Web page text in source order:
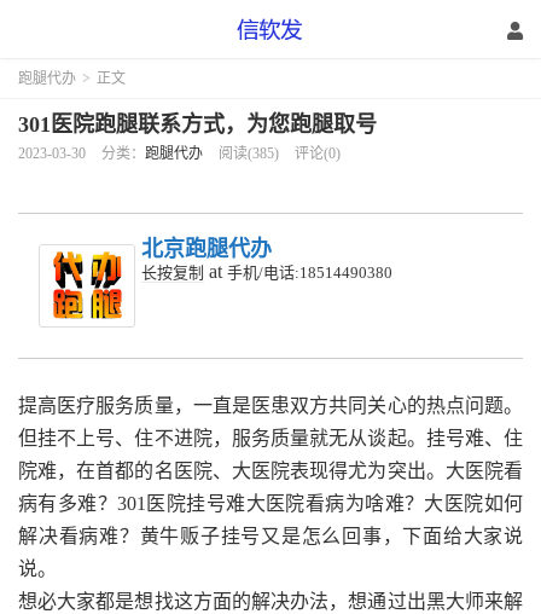
跑腿代办 > 正文
301医院跑腿联系方式，为您跑腿取号
2023-03-30 分类： 跑腿代办 阅读(385) 评论(0)
北京跑腿代办
长按复制 at 手机/电话:18514490380
提高医疗服务质量，一直是医患双方共同关心的热点问题。
但挂不上号、住不进院，服务质量就无从谈起。挂号难、住
院难，在首都的名医院、大医院表现得尤为突出。大医院看
病有多难？301医院挂号难大医院看病为啥难？大医院如何
解决看病难？黄牛贩子挂号又是怎么回事，下面给大家说
说。
想必大家都是想找这方面的解决办法，想通过出黑大师来解